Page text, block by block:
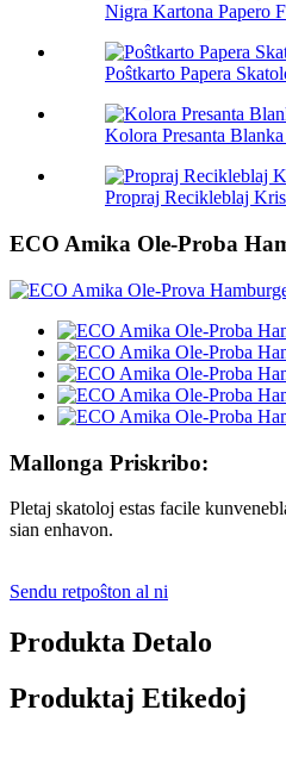
Nigra Kartona Papero
Poŝtkarto Papera
Kolora Presanta
Propraj Recikleblaj
ECO Amika Ole-Proba
Mallonga Priskribo:
Pletaj skatoloj estas facile
sian enhavon.
Sendu retpoŝton al ni
Produkta Detalo
Produktaj Etikedoj